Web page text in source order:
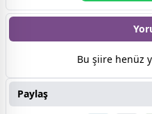
Bu şiire henüz
Paylaş